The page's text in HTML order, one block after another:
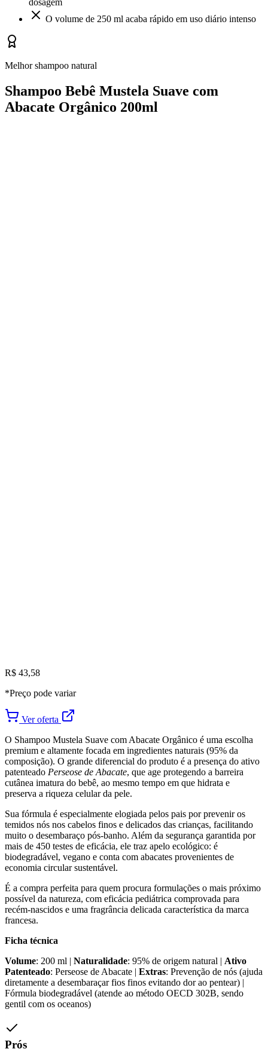
dosagem
O volume de 250 ml acaba rápido em uso diário intenso
Melhor shampoo natural
Shampoo Bebê Mustela Suave com
Abacate Orgânico 200ml
R$ 43,58
*Preço pode variar
Ver oferta
O Shampoo Mustela Suave com Abacate Orgânico é uma escolha
premium e altamente focada em ingredientes naturais (95% da
composição). O grande diferencial do produto é a presença do ativo
patenteado Perseose de Abacate, que age protegendo a barreira
cutânea imatura do bebê, ao mesmo tempo em que hidrata e
preserva a riqueza celular da pele.
Sua fórmula é especialmente elogiada pelos pais por prevenir os
temidos nós nos cabelos finos e delicados das crianças, facilitando
muito o desembaraço pós-banho. Além da segurança garantida por
mais de 450 testes de eficácia, ele traz apelo ecológico: é
biodegradável, vegano e conta com abacates provenientes de
economia circular sustentável.
É a compra perfeita para quem procura formulações o mais próximo
possível da natureza, com eficácia pediátrica comprovada para
recém-nascidos e uma fragrância delicada característica da marca
francesa.
Ficha técnica
Volume: 200 ml | Naturalidade: 95% de origem natural | Ativo
Patenteado: Perseose de Abacate | Extras: Prevenção de nós (ajuda
diretamente a desembaraçar fios finos evitando dor ao pentear) |
Fórmula biodegradável (atende ao método OECD 302B, sendo
gentil com os oceanos)
Prós